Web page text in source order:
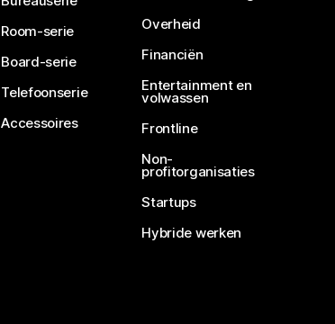
Room-serie
Board-serie
Telefoonserie
Accessoires
Overheid
Financiën
Entertainment en
volwassen
Frontline
Non-
profitorganisaties
Startups
Hybride werken